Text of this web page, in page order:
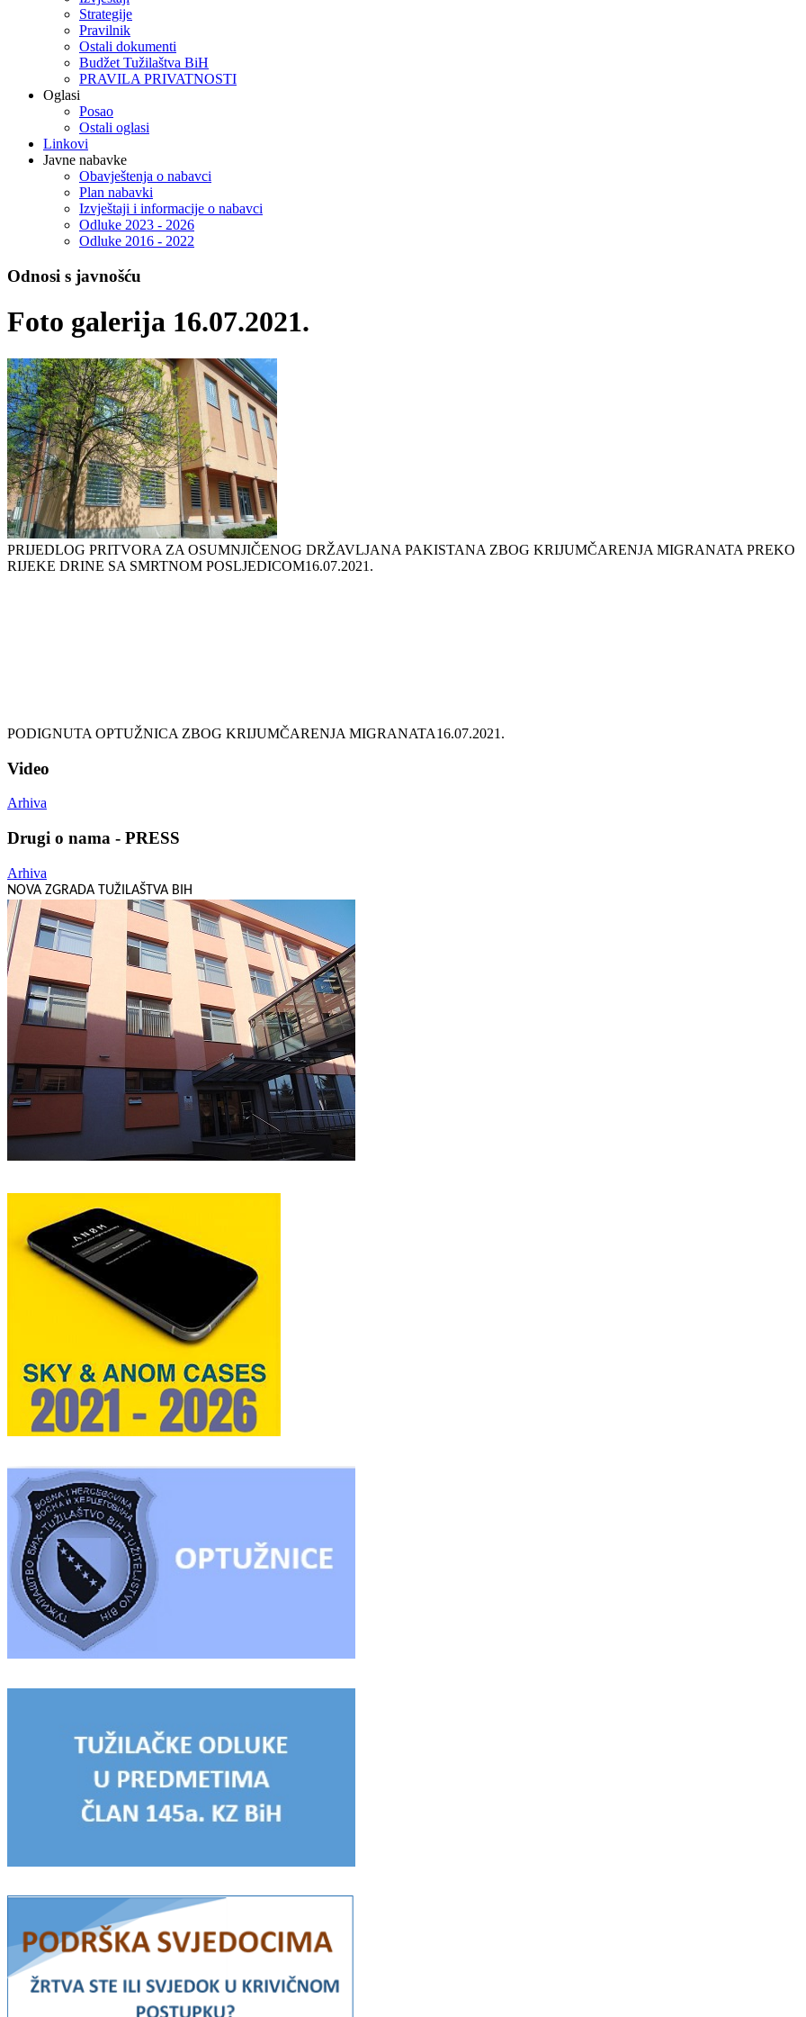
Strategije
Pravilnik
Ostali dokumenti
Budžet Tužilaštva BiH
PRAVILA PRIVATNOSTI
Oglasi
Posao
Ostali oglasi
Linkovi
Javne nabavke
Obavještenja o nabavci
Plan nabavki
Izvještaji i informacije o nabavci
Odluke 2023 - 2026
Odluke 2016 - 2022
Odnosi s javnošću
Foto galerija 16.07.2021.
PRIJEDLOG PRITVORA ZA OSUMNJIČENOG DRŽAVLJANA PAKISTANA ZBOG KRIJUMČARENJA MIGRANATA PREKO
RIJEKE DRINE SA SMRTNOM POSLJEDICOM16.07.2021.
PODIGNUTA OPTUŽNICA ZBOG KRIJUMČARENJA MIGRANATA16.07.2021.
Video
Arhiva
Drugi o nama - PRESS
Arhiva
NOVA ZGRADA TUŽILAŠTVA BIH